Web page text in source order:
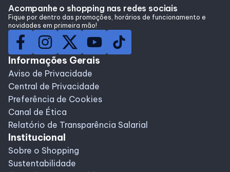
Compre Online
Programa de benefícios
Acompanhe o shopping nas redes sociais
Fique por dentro das promoções, horários de funcionamento e
novidades em primeira mão!
Informações Gerais
Aviso de Privacidade
Central de Privacidade
Preferência de Cookies
Canal de Ética
Relatório de Transparência Salarial
Institucional
Sobre o Shopping
Sustentabilidade